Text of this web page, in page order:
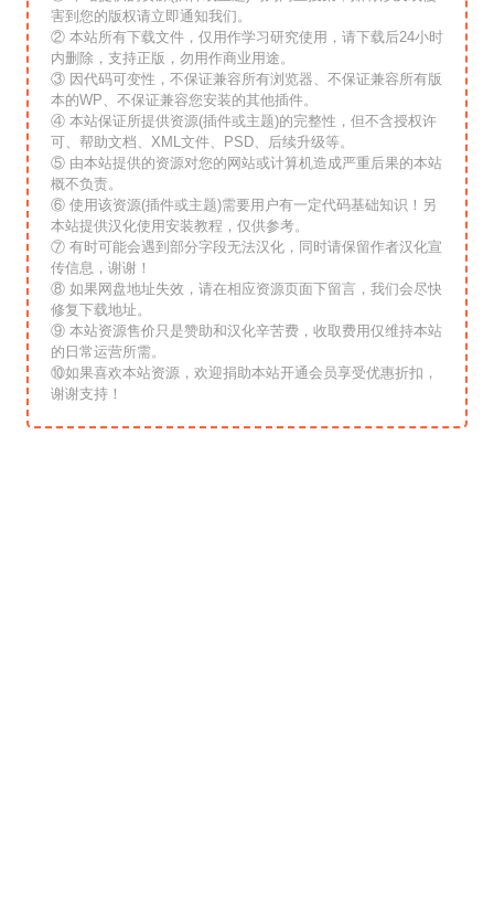
害到您的版权请立即通知我们。
② 本站所有下载文件，仅用作学习研究使用，请下载后24小时
内删除，支持正版，勿用作商业用途。
③ 因代码可变性，不保证兼容所有浏览器、不保证兼容所有版
本的WP、不保证兼容您安装的其他插件。
④ 本站保证所提供资源(插件或主题)的完整性，但不含授权许
可、帮助文档、XML文件、PSD、后续升级等。
⑤ 由本站提供的资源对您的网站或计算机造成严重后果的本站
概不负责。
⑥ 使用该资源(插件或主题)需要用户有一定代码基础知识！另
本站提供汉化使用安装教程，仅供参考。
⑦ 有时可能会遇到部分字段无法汉化，同时请保留作者汉化宣
传信息，谢谢！
⑧ 如果网盘地址失效，请在相应资源页面下留言，我们会尽快
修复下载地址。
⑨ 本站资源售价只是赞助和汉化辛苦费，收取费用仅维持本站
的日常运营所需。
⑩如果喜欢本站资源，欢迎捐助本站开通会员享受优惠折扣，
谢谢支持！